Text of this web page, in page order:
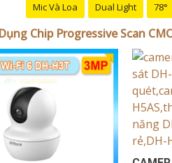
Mic Và Loa Dual Light 78°
Chip Progressive Scan